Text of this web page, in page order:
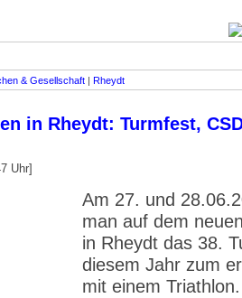
& Gesellschaft | Rheydt
in Rheydt: Turmfest,
Uhr]
Am 27. und
man auf dem
in Rheydt das 38.
diesem Jahr zum
mit einem Triathlon.